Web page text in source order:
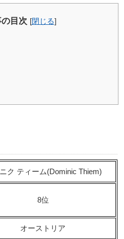
目次 [閉じる]
ク ティーム(Dominic Thiem)
8位
オーストリア